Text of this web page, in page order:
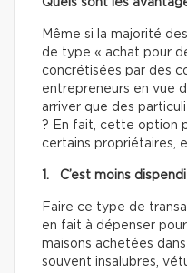
Quels sont les
Même si la majorité
de type « achat pour
concrétisées par des
entrepreneurs en vue
arriver que des
? En fait, cette option
certains propriétaires,
1. C’est moins
Faire ce type de
en fait à dépenser
maisons achetées
souvent insalubres,